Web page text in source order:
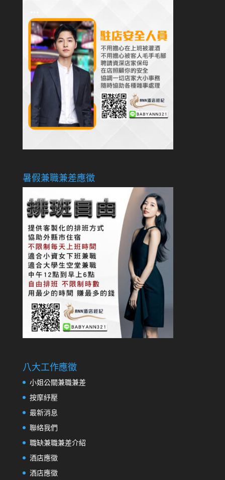
暑假兼職兼差應徵
八大工作應徵
小姐公關兼職兼差
按摩紓壓
最新消息
聯絡我們
職缺兼職兼差介紹
酒店應徵
酒店應徵